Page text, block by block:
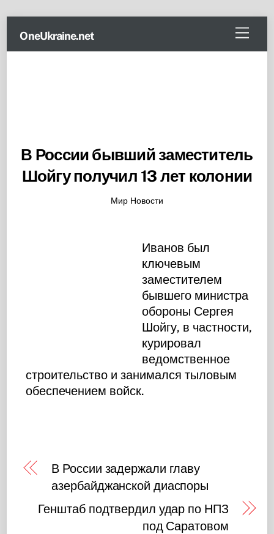
content
Menu
OneUkraine.net
В России бывший заместитель
Шойгу получил 13 лет колонии
Мир Новости
Иванов был
ключевым
заместителем
бывшего министра
обороны Сергея
Шойгу, в частности,
курировал
ведомственное
строительство и занимался тыловым
обеспечением войск.
В России задержали главу
азербайджанской диаспоры
Генштаб подтвердил удар по НПЗ
под Саратовом